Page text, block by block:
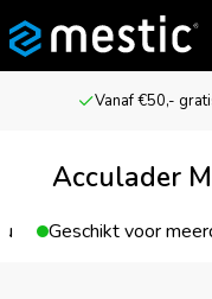
Vanaf €50,-
Acculader
Geschikt voor